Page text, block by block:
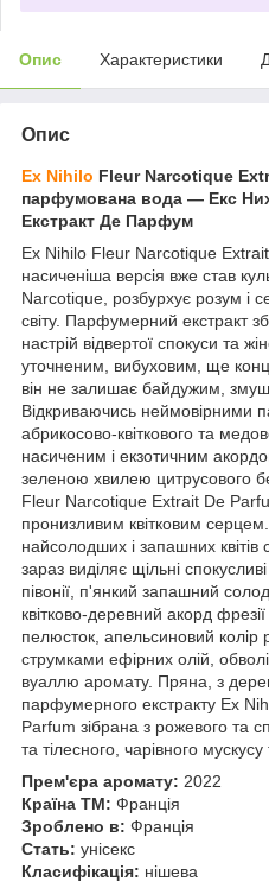
Опис Характеристики
Опис
Ex Nihilo Fleur Narcotique
парфумована вода — Екс
Екстракт Де Парфум
Ex Nihilo Fleur Narcotique
насиченіша версія вже став
Narcotique, розбурхує розум і
світу. Парфумерний екстракт
настрій відвертої спокуси та
уточненим, вибуховим, ще
він не залишає байдужим,
Відкриваючись неймовірними
абрикосово-квіткового та
насиченим і екзотичним
зеленою хвилею цитрусового
Fleur Narcotique Extrait De
пронизливим квітковим серцем.
найсолодших і запашних квітів
зараз виділяє щільні
півонії, п'янкий запашний
квітково-деревний акорд
пелюсток, апельсиновий колір
струмками ефірних олій,
вуаллю аромату. Пряна, з
парфумерного екстракту Ex
Parfum зібрана з рожевого та
та тілесного, чарівного
Прем'єра аромату: 2022
Країна ТМ: Франція
Зроблено в: Франція
Стать: унісекс
Класифікація: нішева